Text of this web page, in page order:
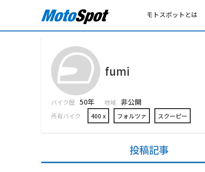
モトスポットとは
fumi
バイク歴 50年 地域 非公開
所有バイク 400 x フォルツァ スクーピー
投稿記事